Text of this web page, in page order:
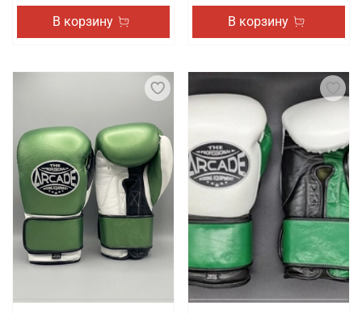
В корзину В корзину